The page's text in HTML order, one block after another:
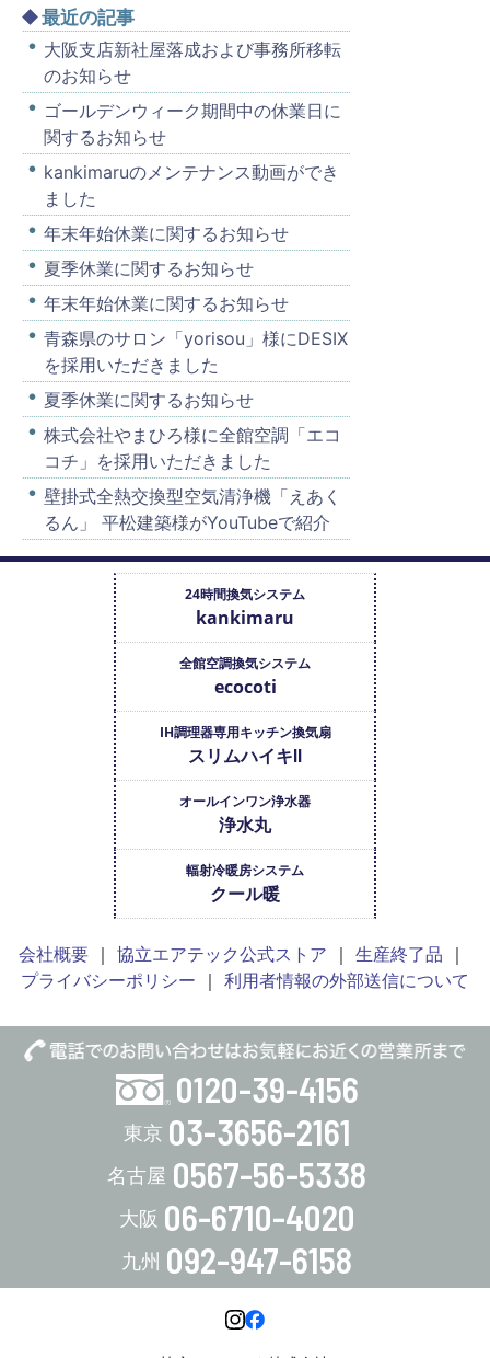
最近の記事
大阪支店新社屋落成および事務所移転
のお知らせ
ゴールデンウィーク期間中の休業日に
関するお知らせ
kankimaruのメンテナンス動画ができ
ました
年末年始休業に関するお知らせ
夏季休業に関するお知らせ
年末年始休業に関するお知らせ
青森県のサロン「yorisou」様にDESIX
を採用いただきました
夏季休業に関するお知らせ
株式会社やまひろ様に全館空調「エコ
コチ」を採用いただきました
壁掛式全熱交換型空気清浄機「えあく
るん」 平松建築様がYouTubeで紹介
24時間換気システム
kankimaru
全館空調換気システム
ecocoti
IH調理器専用キッチン換気扇
スリムハイキⅡ
オールインワン浄水器
浄水丸
輻射冷暖房システム
クール暖
会社概要 協立エアテック公式ストア
生産終了品
プライバシーポリシー
利用者情報の外部送信について
0120-39-4156
03-3656-2161
0567-56-5338
06-6710-4020
092-947-6158